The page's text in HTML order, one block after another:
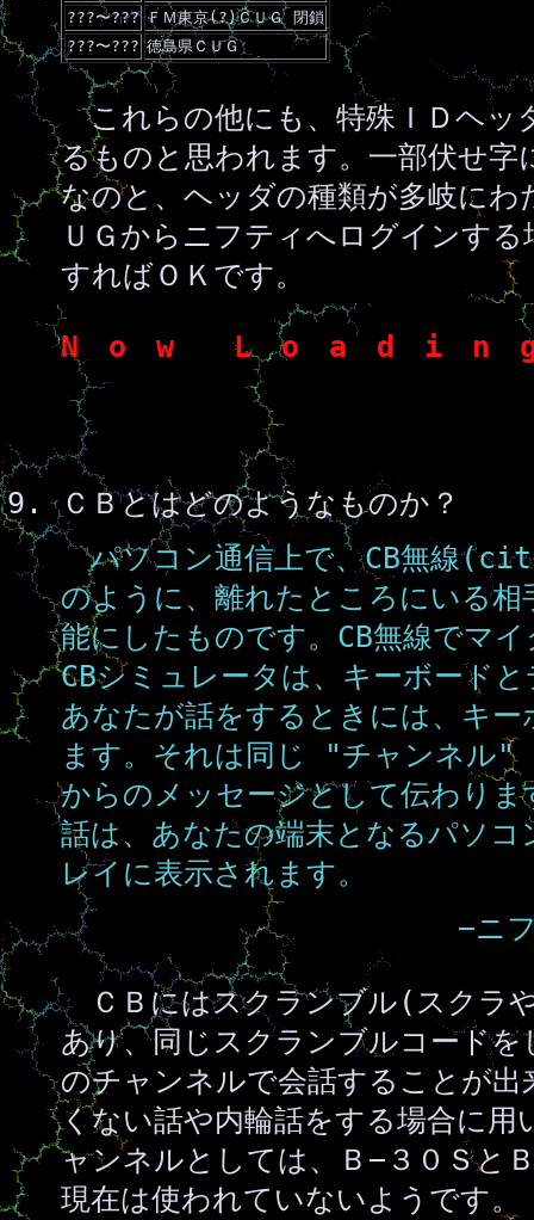
???〜??? ＦＭ東京(?)ＣＵＧ 閉鎖
???〜??? 徳島県ＣＵＧ
これらの他にも、特殊ＩＤヘッ
るものと思われます。一部伏せ
なのと、ヘッダの種類が多岐に
ＵＧからニフティへログインす
すればＯＫです。
N o w L o a d i n
ＣＢとはどのようなものか？
パソコン通信上で、CB無線
のように、離れたところにいる
能にしたものです。CB無線でマ
CBシミュレータは、キーボード
あなたが話をするときには、キ
ます。それは同じ "チャンネル"
からのメッセージとして伝わり
話は、あなたの端末となるパソ
レイに表示されます。
−ニ
ＣＢにはスクランブル(スクラ
あり、同じスクランブルコード
のチャンネルで会話することが
くない話や内輪話をする場合に
ャンネルとしては、Ｂ−３０Ｓと
現在は使われていないようです。